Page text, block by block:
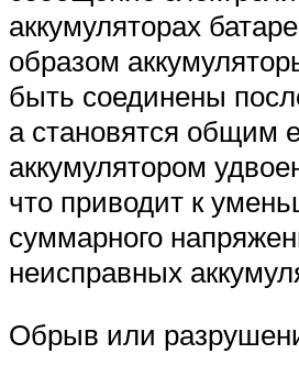
аккумуляторах
образом
быть соединены
а становятся общим
аккумулятором
что приводит к
суммарного
неисправных
Обрыв или